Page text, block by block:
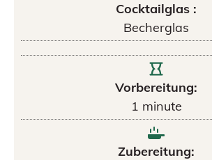
Cocktailglas :
Becherglas
Vorbereitung:
1 minute
Zubereitung: